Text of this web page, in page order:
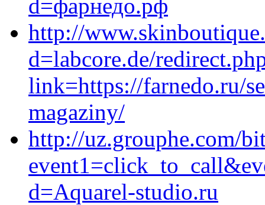
d=фарнедо.рф
http://
d=labcore.de/
link=https://farnedo.ru/
magaziny/
http://uz.grouphe.com/
d=Aquarel-studio.ru